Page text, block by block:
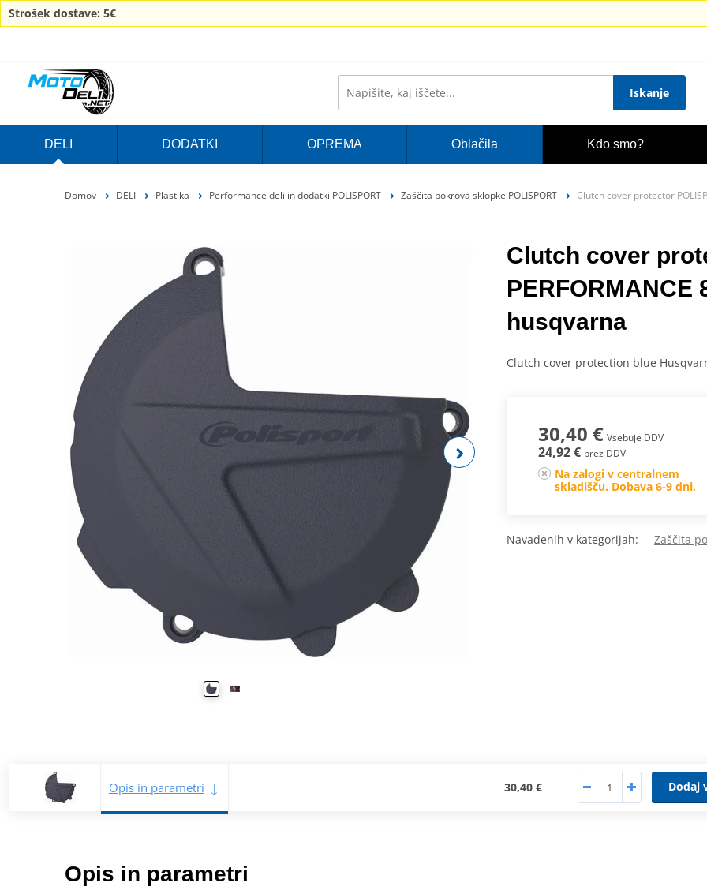
Strošek dostave: 5€
Iskanje
DELI DODATKI OPREMA Oblačila Kdo smo?
Domov DELI Plastika Performance deli in dodatki POLISPORT Zaščita pokrova sklopke POLISPORT Clutch cover protector
Clutch cover
PERFORMANCE
husqvarna
Clutch cover protection blue
30,40 € Vsebuje DDV
24,92 € brez DDV
Na zalogi v centralnem
skladišču. Dobava 6-9 dni.
Navadenih v kategorijah: Zaščita
Opis in parametri 30,40 € Dodaj
Opis in parametri